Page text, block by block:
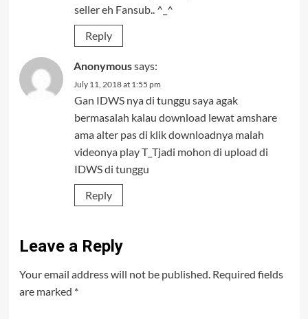
seller eh Fansub.. ^_^
Reply
Anonymoussays:
July 11, 2018 at 1:55 pm
Gan IDWS nya di tunggu saya agak
bermasalah kalau download lewat amshare
ama alter pas di klik downloadnya malah
videonya play T_Tjadi mohon di upload di
IDWS di tunggu
Reply
Leave a Reply
Your email address will not be published. Required fields
are marked *